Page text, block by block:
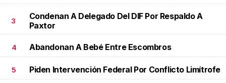
3
Condenan A Delegado Del DIF Por Respaldo A
Paxtor
4 Abandonan A Bebé Entre Escombros
5 Piden Intervención Federal Por Conflicto Limítrofe